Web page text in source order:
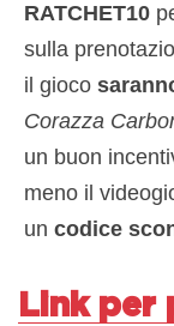
RATCHET10
sulla
il gioco
Corazza
un buon
meno il
un codice
Link per